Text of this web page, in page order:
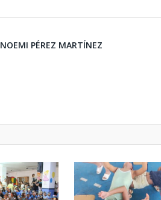
NOEMI PÉREZ MARTÍNEZ